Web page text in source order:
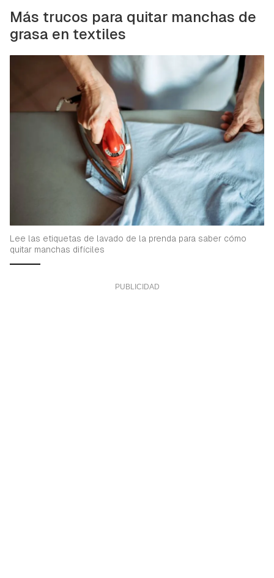
Más trucos para quitar manchas de
grasa en textiles
Lee las etiquetas de lavado de la prenda para saber cómo
quitar manchas difíciles